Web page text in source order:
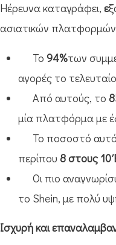
Ηέρευνα καταγράφει, ε
ασιατικών πλατφορμών
Το 94%των
αγορές το
Από αυτούς, το
μία πλατφόρμα με
Το ποσοστό αυτό
περίπου 8 στους 10
Οι πιο
το Shein, με πολύ
Ισχυρή και